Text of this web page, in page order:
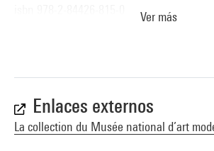
septembre 2023. - Malaga : Centre
reprod. coul. p. 14, ill. O p. 40) . N° isbn
Voir la notice sur le portail de la
Ver más
Enlaces externos
La collection du Musée national d’art